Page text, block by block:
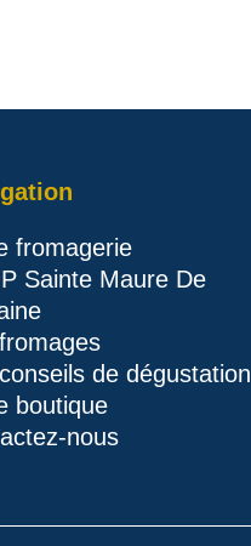
fromagerie
Sainte Maure De
de dégustation
boutique
nous